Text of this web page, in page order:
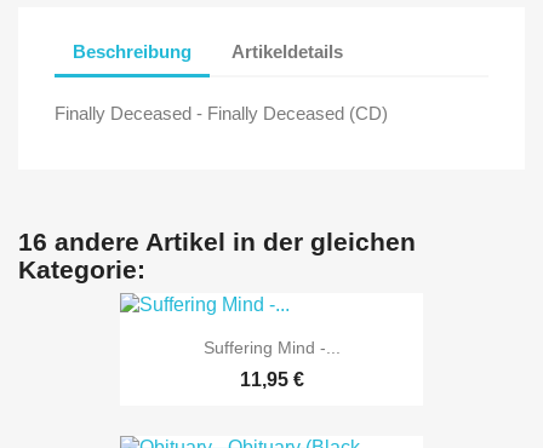
Beschreibung Artikeldetails
Finally Deceased - Finally Deceased (CD)
16 andere Artikel in der gleichen
Kategorie:
Suffering Mind -...
11,95 €